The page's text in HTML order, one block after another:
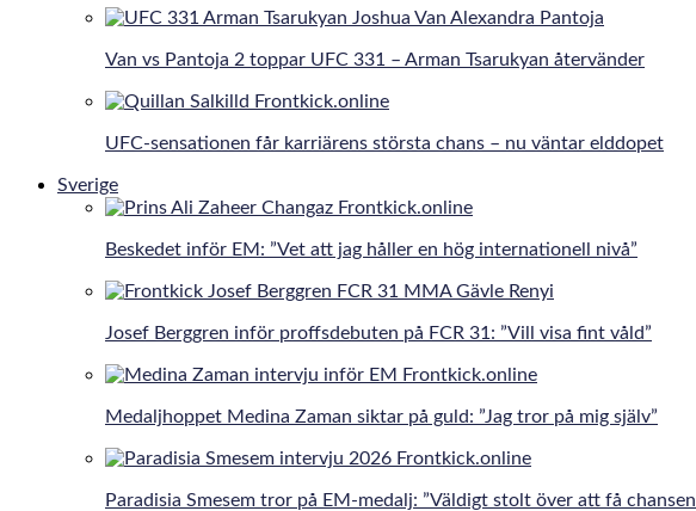
Van vs Pantoja 2 toppar UFC 331 – Arman Tsarukyan återvänder
UFC-sensationen får karriärens största chans – nu väntar elddopet
Sverige
Beskedet inför EM: ”Vet att jag håller en hög internationell nivå”
Josef Berggren inför proffsdebuten på FCR 31: ”Vill visa fint våld”
Medaljhoppet Medina Zaman siktar på guld: ”Jag tror på mig själv”
Paradisia Smesem tror på EM-medalj: ”Väldigt stolt över att få